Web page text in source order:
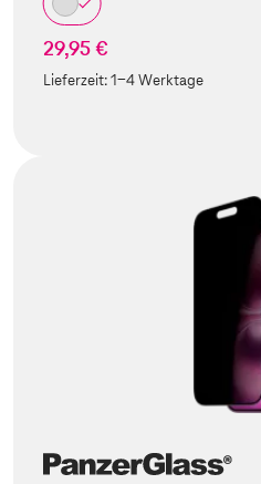
29,95 €
Lieferzeit:1-4 Werktage